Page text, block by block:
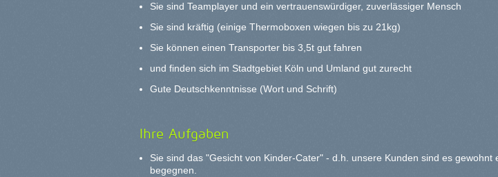
Sie sind Teamplayer und ein vertrauenswürdiger, zuverlässiger Mensch
Sie sind kräftig (einige Thermoboxen wiegen bis zu 21kg)
Sie können einen Transporter bis 3,5t gut fahren
und finden sich im Stadtgebiet Köln und Umland gut zurecht
Gute Deutschkenntnisse (Wort und Schrift)
Ihre Aufgaben
Sie sind das "Gesicht von Kinder-Cater" - d.h. unsere Kunden sind es
begegnen.